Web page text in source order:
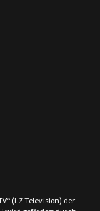
(LZ Television) der